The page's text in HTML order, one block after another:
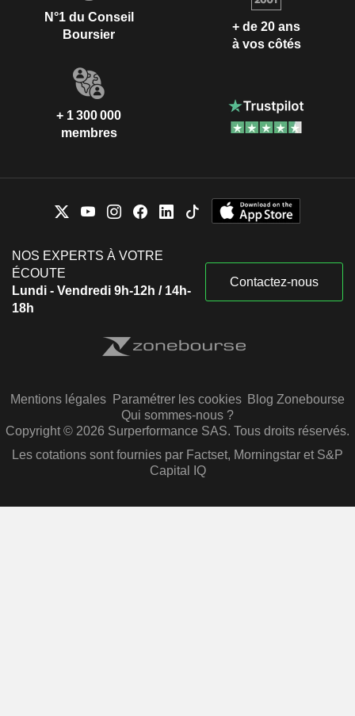
N°1 du Conseil
Boursier
+ de 20 ans
à vos côtés
+ 1 300 000
membres
NOS EXPERTS À VOTRE
ÉCOUTE
Lundi - Vendredi 9h-12h / 14h-
18h
Contactez-nous
Mentions légales Paramétrer les cookies Blog Zonebourse
Qui sommes-nous ?
Copyright © 2026 Surperformance SAS. Tous droits réservés.
Les cotations sont fournies par Factset, Morningstar et S&P
Capital IQ